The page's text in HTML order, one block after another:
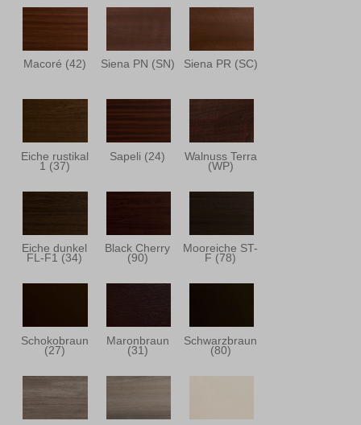
Macoré (42) Siena PN (SN) Siena PR (SC)
Eiche rustikal
1 (37)
Sapeli (24) Walnuss Terra
(WP)
Eiche dunkel
FL-F1 (34)
Black Cherry
(90)
Mooreiche ST-
F (78)
Schokobraun
(27)
Maronbraun
(31)
Schwarzbraun
(80)